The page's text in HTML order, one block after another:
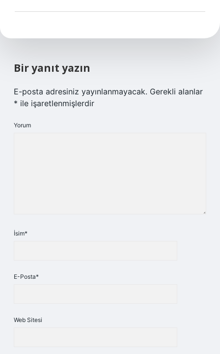
Bir yanıt yazın
E-posta adresiniz yayınlanmayacak. Gerekli alanlar
* ile işaretlenmişlerdir
Yorum
İsim*
E-Posta*
Web Sitesi